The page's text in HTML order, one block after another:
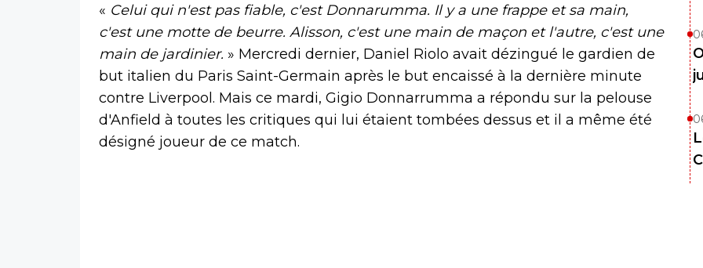
« Celui qui n'est pas fiable, c'est Donnarumma. Il y a une frappe et sa main,
c'est une motte de beurre. Alisson, c'est une main de maçon et l'autre, c'est une
main de jardinier. » Mercredi dernier, Daniel Riolo avait dézingué le gardien de
but italien du Paris Saint-Germain après le but encaissé à la dernière minute
contre Liverpool. Mais ce mardi, Gigio Donnarrumma a répondu sur la pelouse
d'Anfield à toutes les critiques qui lui étaient tombées dessus et il a même été
désigné joueur de ce match.